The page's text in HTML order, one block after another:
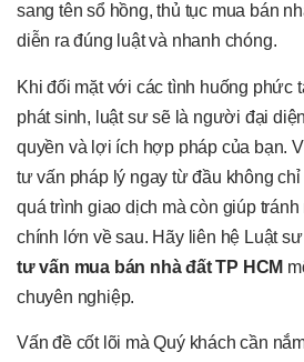
sang tên sổ hồng, thủ tục mua bán
diễn ra đúng luật và nhanh chóng.
Khi đối mặt với các tình huống phức
phát sinh, luật sư sẽ là người đại
quyền và lợi ích hợp pháp của bạn.
tư vấn pháp lý ngay từ đầu không
quá trình giao dịch mà còn giúp
chính lớn về sau. Hãy liên hệ Luật
tư vấn mua bán nhà đất TP HCM
chuyên nghiệp.
Vấn đề cốt lõi mà Quý khách cần